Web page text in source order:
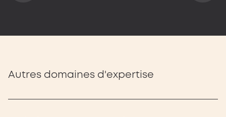
Autres domaines d'expertise